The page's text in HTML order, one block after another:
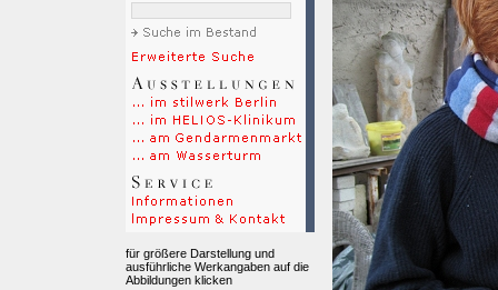
für größere Darstellung und
ausführliche Werkangaben auf die
Abbildungen klicken